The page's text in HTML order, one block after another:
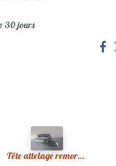
30 jours
Tête attelage remorque 45